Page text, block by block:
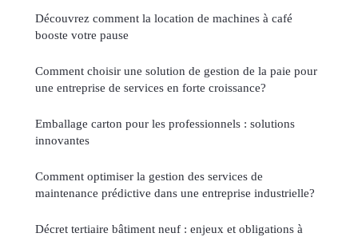
Découvrez comment la location de machines à café
booste votre pause
Comment choisir une solution de gestion de la paie pour
une entreprise de services en forte croissance?
Emballage carton pour les professionnels : solutions
innovantes
Comment optimiser la gestion des services de
maintenance prédictive dans une entreprise industrielle?
Décret tertiaire bâtiment neuf : enjeux et obligations à